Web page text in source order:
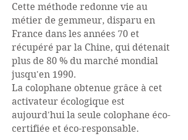
Cette méthode redonne vie au
métier de gemmeur, disparu en
France dans les années 70 et
récupéré par la Chine, qui détenait
plus de 80 % du marché mondial
jusqu'en 1990.
La colophane obtenue grâce à cet
activateur écologique est
aujourd'hui la seule colophane éco-
certifiée et éco-responsable.